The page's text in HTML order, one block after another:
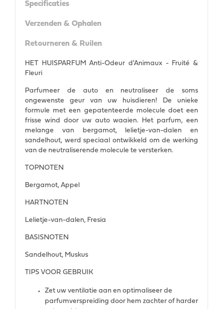
Specificaties
Verzenden & Ophalen
Retourneren & Ruilen
HET HUISPARFUM Anti-Odeur d'Animaux - Fruité &
Fleuri
Parfumeer de auto en neutraliseer de soms
ongewenste geur van uw huisdieren! De unieke
formule met een gepatenteerde molecule doet een
frisse wind door uw auto waaien. Het parfum, een
melange van bergamot, lelietje-van-dalen en
sandelhout, werd speciaal ontwikkeld om de werking
van de neutraliserende molecule te versterken.
TOPNOTEN
Bergamot, Appel
HARTNOTEN
Lelietje-van-dalen, Fresia
BASISNOTEN
Sandelhout, Muskus
TIPS VOOR GEBRUIK
Zet uw ventilatie aan en optimaliseer de
parfumverspreiding door hem zachter of harder